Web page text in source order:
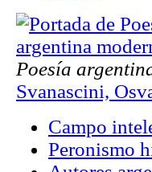
Poesía
Svanascini,
Campo
Peronismo